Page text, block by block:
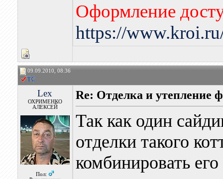
Оформление
https://
09.09.2010, 08:36
Lex
ОХРИМЕНКО
АЛЕКСЕЙ
Пол:
Re: Отделка и утепление
Так как один
отделки такого
комбинировать